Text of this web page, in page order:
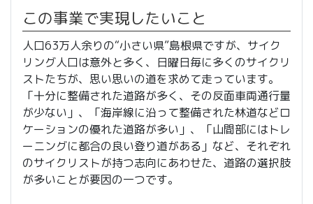
この事業で実現したいこと
人口63万人余りの“小さい県”島根県ですが、サイク
リング人口は意外と多く、日曜日毎に多くのサイクリ
ストたちが、思い思いの道を求めて走っています。
「十分に整備された道路が多く、その反面車両通行量
が少ない」、「海岸線に沿って整備された林道などロ
ケーションの優れた道路が多い」、「山間部にはトレ
ーニングに都合の良い登り道がある」など、それぞれ
のサイクリストが持つ志向にあわせた、道路の選択肢
が多いことが要因の一つです。